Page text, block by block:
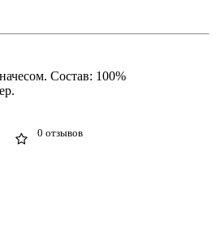
Состав: 100%
0 отзывов